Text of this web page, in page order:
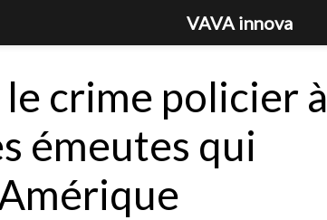
crime policier à
émeutes qui
VAVA innova